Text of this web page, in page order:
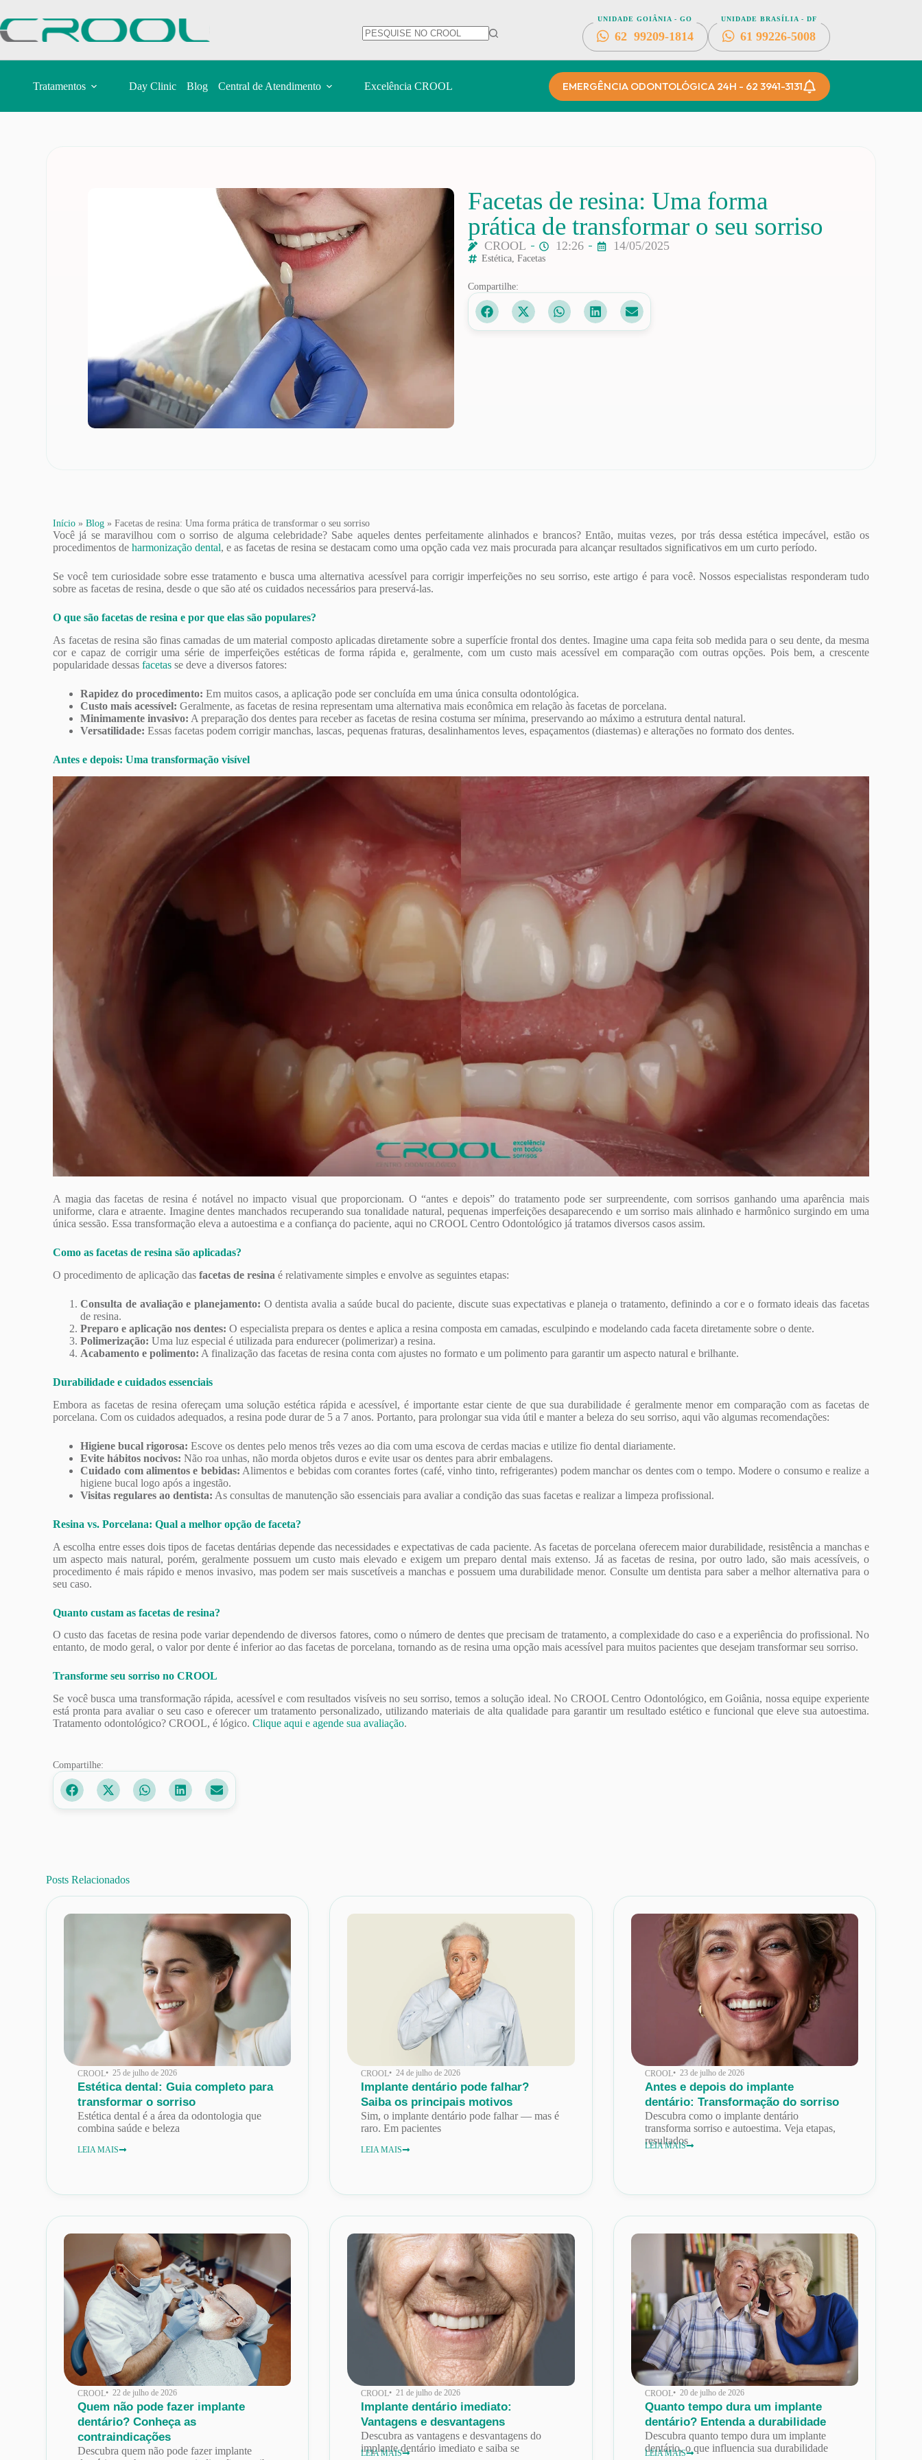
UNIDADE GOIÂNIA - GO
62 99209-1814
UNIDADE BRASÍLIA - DF
61 99226-5008
Tratamentos Day Clinic Blog Central de Atendimento Excelência CROOL EMERGÊNCIA ODONTOLÓGICA 24H - 62 3941-3131
Facetas de resina: Uma forma
prática de transformar o seu sorriso
CROOL 12:26 14/05/2025
Estética, Facetas
Compartilhe:
Início »Blog »Facetas de resina: Uma forma prática de transformar o seu sorriso
Você já se maravilhou com o sorriso de alguma celebridade? Sabe aqueles dentes perfeitamente alinhados e brancos? Então, muitas vezes, por trás dessa estética impecável, estão os
procedimentos deharmonização dental, e as facetas de resina se destacam como uma opção cada vez mais procurada para alcançar resultados significativos em um curto período.
Se você tem curiosidade sobre esse tratamento e busca uma alternativa acessível para corrigir imperfeições no seu sorriso, este artigo é para você. Nossos especialistas responderam tudo
sobre as facetas de resina, desde o que são até os cuidados necessários para preservá-las.
O que são facetas de resina e por que elas são populares?
As facetas de resina são finas camadas de um material composto aplicadas diretamente sobre a superfície frontal dos dentes. Imagine uma capa feita sob medida para o seu dente, da mesma
cor e capaz de corrigir uma série de imperfeições estéticas de forma rápida e, geralmente, com um custo mais acessível em comparação com outras opções. Pois bem, a crescente
popularidade dessasfacetas se deve a diversos fatores:
Rapidez do procedimento: Em muitos casos, a aplicação pode ser concluída em uma única consulta odontológica.
Custo mais acessível: Geralmente, as facetas de resina representam uma alternativa mais econômica em relação às facetas de porcelana.
Minimamente invasivo: A preparação dos dentes para receber as facetas de resina costuma ser mínima, preservando ao máximo a estrutura dental natural.
Versatilidade: Essas facetas podem corrigir manchas, lascas, pequenas fraturas, desalinhamentos leves, espaçamentos (diastemas) e alterações no formato dos dentes.
Antes e depois: Uma transformação visível
A magia das facetas de resina é notável no impacto visual que proporcionam. O “antes e depois” do tratamento pode ser surpreendente, com sorrisos ganhando uma aparência mais
uniforme, clara e atraente. Imagine dentes manchados recuperando sua tonalidade natural, pequenas imperfeições desaparecendo e um sorriso mais alinhado e harmônico surgindo em uma
única sessão. Essa transformação eleva a autoestima e a confiança do paciente, aqui no CROOL Centro Odontológico já tratamos diversos casos assim.
Como as facetas de resina são aplicadas?
O procedimento de aplicação dasfacetas de resina é relativamente simples e envolve as seguintes etapas:
Consulta de avaliação e planejamento: O dentista avalia a saúde bucal do paciente, discute suas expectativas e planeja o tratamento, definindo a cor e o formato ideais das facetas
de resina.
Preparo e aplicação nos dentes: O especialista prepara os dentes e aplica a resina composta em camadas, esculpindo e modelando cada faceta diretamente sobre o dente.
Polimerização: Uma luz especial é utilizada para endurecer (polimerizar) a resina.
Acabamento e polimento: A finalização das facetas de resina conta com ajustes no formato e um polimento para garantir um aspecto natural e brilhante.
Durabilidade e cuidados essenciais
Embora as facetas de resina ofereçam uma solução estética rápida e acessível, é importante estar ciente de que sua durabilidade é geralmente menor em comparação com as facetas de
porcelana. Com os cuidados adequados, a resina pode durar de 5 a 7 anos. Portanto, para prolongar sua vida útil e manter a beleza do seu sorriso, aqui vão algumas recomendações:
Higiene bucal rigorosa: Escove os dentes pelo menos três vezes ao dia com uma escova de cerdas macias e utilize fio dental diariamente.
Evite hábitos nocivos: Não roa unhas, não morda objetos duros e evite usar os dentes para abrir embalagens.
Cuidado com alimentos e bebidas: Alimentos e bebidas com corantes fortes (café, vinho tinto, refrigerantes) podem manchar os dentes com o tempo. Modere o consumo e realize a
higiene bucal logo após a ingestão.
Visitas regulares ao dentista: As consultas de manutenção são essenciais para avaliar a condição das suas facetas e realizar a limpeza profissional.
Resina vs. Porcelana: Qual a melhor opção de faceta?
A escolha entre esses dois tipos de facetas dentárias depende das necessidades e expectativas de cada paciente. As facetas de porcelana oferecem maior durabilidade, resistência a manchas e
um aspecto mais natural, porém, geralmente possuem um custo mais elevado e exigem um preparo dental mais extenso. Já as facetas de resina, por outro lado, são mais acessíveis, o
procedimento é mais rápido e menos invasivo, mas podem ser mais suscetíveis a manchas e possuem uma durabilidade menor. Consulte um dentista para saber a melhor alternativa para o
seu caso.
Quanto custam as facetas de resina?
O custo das facetas de resina pode variar dependendo de diversos fatores, como o número de dentes que precisam de tratamento, a complexidade do caso e a experiência do profissional. No
entanto, de modo geral, o valor por dente é inferior ao das facetas de porcelana, tornando as de resina uma opção mais acessível para muitos pacientes que desejam transformar seu sorriso.
Transforme seu sorriso no CROOL
Se você busca uma transformação rápida, acessível e com resultados visíveis no seu sorriso, temos a solução ideal. No CROOL Centro Odontológico, em Goiânia, nossa equipe experiente
está pronta para avaliar o seu caso e oferecer um tratamento personalizado, utilizando materiais de alta qualidade para garantir um resultado estético e funcional que eleve sua autoestima.
Tratamento odontológico? CROOL, é lógico.Clique aqui e agende sua avaliação.
Compartilhe:
Posts Relacionados
CROOL• 25 de julho de 2026
Estética dental: Guia completo para
transformar o sorriso
Estética dental é a área da odontologia que
combina saúde e beleza
LEIA MAIS
CROOL• 24 de julho de 2026
Implante dentário pode falhar?
Saiba os principais motivos
Sim, o implante dentário pode falhar — mas é
raro. Em pacientes
LEIA MAIS
CROOL• 23 de julho de 2026
Antes e depois do implante
dentário: Transformação do sorriso
Descubra como o implante dentário
transforma sorriso e autoestima. Veja etapas,
resultados
LEIA MAIS
CROOL• 22 de julho de 2026
Quem não pode fazer implante
dentário? Conheça as
contraindicações
Descubra quem não pode fazer implante
CROOL• 21 de julho de 2026
Implante dentário imediato:
Vantagens e desvantagens
Descubra as vantagens e desvantagens do
implante dentário imediato e saiba se
LEIA MAIS
CROOL• 20 de julho de 2026
Quanto tempo dura um implante
dentário? Entenda a durabilidade
Descubra quanto tempo dura um implante
dentário, o que influencia sua durabilidade
LEIA MAIS